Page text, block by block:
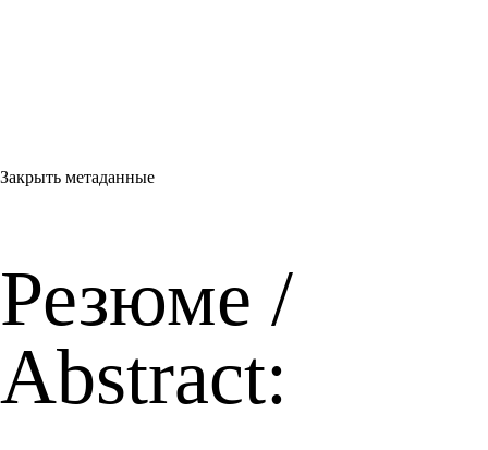
Закрыть метаданные
Резюме /
Abstract: